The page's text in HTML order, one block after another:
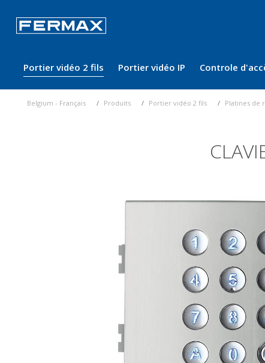
Portier vidéo 2 fils Portier vidéo IP Controle
Belgium - Français Produits Portier vidéo 2 fils Platines de